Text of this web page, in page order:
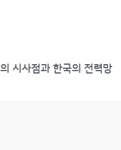
시사점과 한국의 전력망